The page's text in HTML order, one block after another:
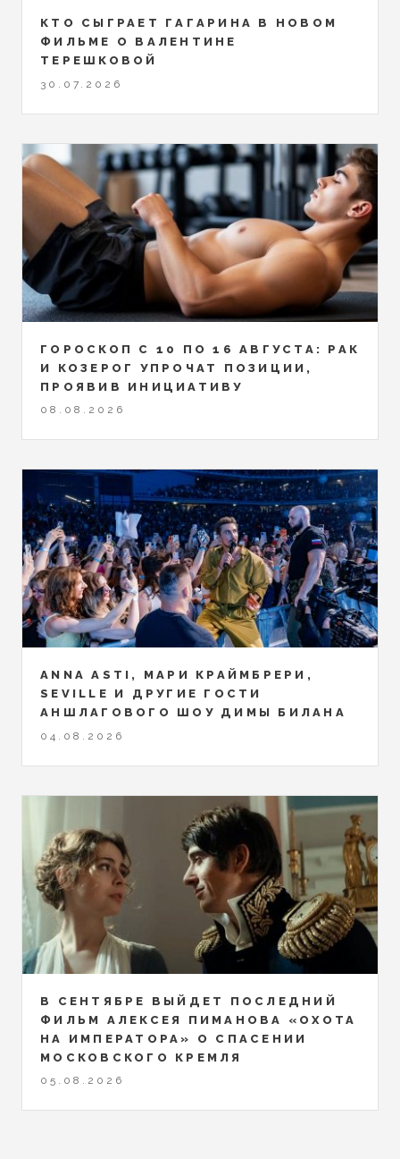
КТО СЫГРАЕТ ГАГАРИНА В НОВОМ
ФИЛЬМЕ О ВАЛЕНТИНЕ
ТЕРЕШКОВОЙ
30.07.2026
ГОРОСКОП С 10 ПО 16 АВГУСТА: РАК
И КОЗЕРОГ УПРОЧАТ ПОЗИЦИИ,
ПРОЯВИВ ИНИЦИАТИВУ
08.08.2026
ANNA ASTI, МАРИ КРАЙМБРЕРИ,
SEVILLE И ДРУГИЕ ГОСТИ
АНШЛАГОВОГО ШОУ ДИМЫ БИЛАНА
04.08.2026
В СЕНТЯБРЕ ВЫЙДЕТ ПОСЛЕДНИЙ
ФИЛЬМ АЛЕКСЕЯ ПИМАНОВА «ОХОТА
НА ИМПЕРАТОРА» О СПАСЕНИИ
МОСКОВСКОГО КРЕМЛЯ
05.08.2026